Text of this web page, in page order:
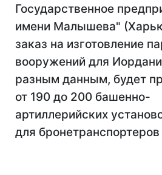
Государственное
имени Малышева"
заказ на изготовление
вооружений для
разным данным, будет
от 190 до 200 башенно-
артиллерийских
для